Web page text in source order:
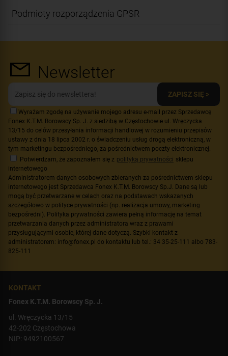
Podmioty rozporządzenia GPSR
Newsletter
ZAPISZ SIĘ >
Wyrażam zgodę na używanie mojego adresu e-mail przez Sprzedawcę
Fonex K.T.M. Borowscy Sp. J. z siedzibą w Częstochowie ul. Wręczycka
13/15 do celów przesyłania informacji handlowej w rozumieniu przepisów
ustawy z dnia 18 lipca 2002 r. o świadczeniu usług drogą elektroniczną, w
tym marketingu bezpośredniego, za pośrednictwem poczty elektronicznej.
Potwierdzam, że zapoznałem się z polityką prywatności sklepu
internetowego
Administratorem danych osobowych zbieranych za pośrednictwem sklepu
internetowego jest Sprzedawca Fonex K.T.M. Borowscy Sp.J. Dane są lub
mogą być przetwarzane w celach oraz na podstawach wskazanych
szczegółowo w polityce prywatności (np. realizacja umowy, marketing
bezpośredni). Polityka prywatności zawiera pełną informację na temat
przetwarzania danych przez administratora wraz z prawami
przysługującymi osobie, której dane dotyczą. Szybki kontakt z
administratorem: info@fonex.pl do kontaktu lub tel.: 34 35-25-111 albo 783-
825-111
KONTAKT
Fonex K.T.M. Borowscy Sp. J.
ul. Wręczycka 13/15
42-202 Częstochowa
NIP: 9492100567